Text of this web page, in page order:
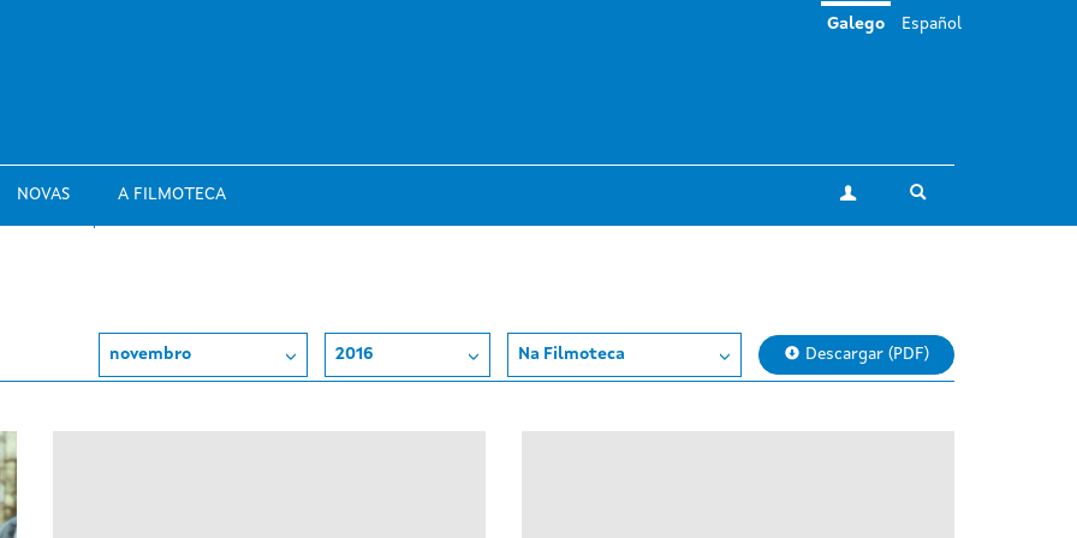
NOVAS A FILMOTECA A miña conta
Galego Español
novembro 2016 Na Filmoteca Descargar (PDF)